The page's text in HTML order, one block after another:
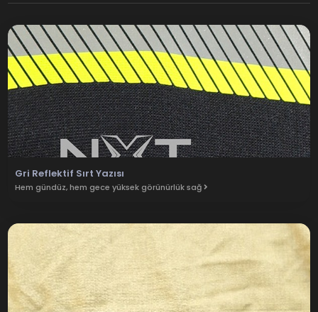
Gri Reflektif Sırt Yazısı
Hem gündüz, hem gece yüksek görünürlük sağ